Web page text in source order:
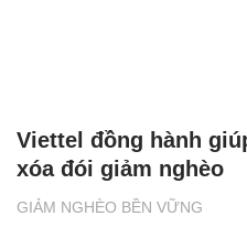
GIẢM NGHÈO BỀN VỮNG
Viettel đồng hành
xóa đói giảm nghèo